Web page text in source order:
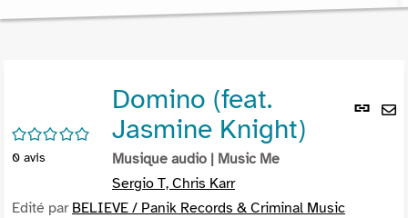
Lien
/5
0 avis
Domino (feat.
Jasmine Knight)
Musique audio | Music Me
Sergio T, Chris Karr
Edité par BELIEVE / Panik Records & Criminal Music